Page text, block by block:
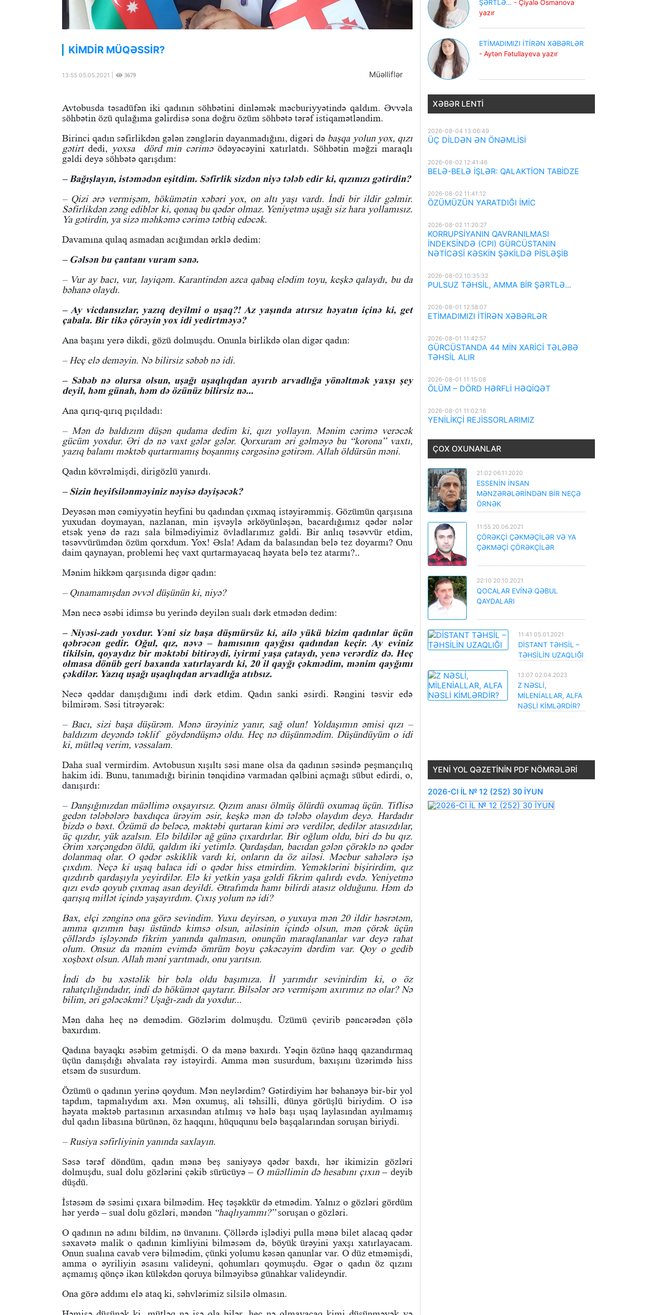
KİMDİR MÜQƏSSİR?
13:55 05.05.2021 | 3679 Müəlliflər
Avtobusda təsadüfən iki qadının söhbətini dinləmək məcburiyyətində qaldım. Əvvəla
söhbətin özü qulağıma gəlirdisə sona doğru özüm söhbətə tərəf istiqamətləndim.
Birinci qadın səfirlikdən gələn zənglərin dayanmadığını, digəri də başqa yolun yox, qızı
gətirt dedi, yoxsa dörd min cəriməödəyəcəyini xatırlatdı. Söhbətin məğzi maraqlı
gəldi deyə söhbətə qarışdım:
– Bağışlayın, istəmədən eşitdim. Səfirlik sizdən niyə tələb edir ki, qızınızı gətirdin?
– Qizi ərə vermişəm, hökümətin xəbəri yox, on altı yaşı vardı. İndi bir ildir gəlmir.
Səfirlikdən zəng ediblər ki, qonaq bu qədər olmaz. Yeniyetmə uşağı siz hara yollamısız.
Ya gətirdin, ya sizə məhkəmə cərimə tətbiq edəcək.
Davamına qulaq asmadan acığımdan ərklə dedim:
– Gəlsən bu çantanı vuram sənə.
– Vur ay bacı, vur, layiqəm. Karantindən azca qabaq elədim toyu, keşkə qalaydı, bu da
bəhanə olaydı.
– Ay vicdansızlar, yazıq deyilmi o uşaq?! Az yaşında atırsız həyatın içinə ki, get
çabala. Bir tikə çörəyin yox idi yedirtməyə?
Ana başını yerə dikdi, gözü dolmuşdu. Onunla birlikdə olan digər qadın:
– Heç elə deməyin. Nə bilirsiz səbəb nə idi.
– Səbəb nə olursa olsun, uşağı uşaqlıqdan ayırıb arvadlığa yönəltmək yaxşı şey
deyil, həm günah, həm də özünüz bilirsiz nə...
Ana qırıq-qırıq pıçıldadı:
– Mən də baldızım düşən qudama dedim ki, qızı yollayın. Mənim cərimə verəcək
gücüm yoxdur. Əri də nə vaxt gələr gələr. Qorxuram əri gəlməyə bu “korona” vaxtı,
yazıq balamı məktəb qurtarmamış boşanmış cərgəsinə gətirəm. Allah öldürsün məni.
Qadın kövrəlmişdi, dirigözlü yanırdı.
– Sizin heyifsilənməyiniz nəyisə dəyişəcək?
Deyəsən mən cəmiyyətin heyfini bu qadından çıxmaq istəyirəmmiş. Gözümün qarşısına
yuxudan doymayan, nazlanan, min işvəylə ərköyünləşən, bacardığımız qədər nələr
etsək yenə də razı sala bilmədiyimiz övladlarımız gəldi. Bir anlıq təsəvvür etdim,
təsəvvürümdən özüm qorxdum. Yox! Əsla! Adam da balasından belə tez doyarmı? Onu
daim qaynayan, problemi heç vaxt qurtarmayacaq həyata belə tez atarmı?..
Mənim hikkəm qarşısında digər qadın:
– Qınamamışdan əvvəl düşünün ki, niyə?
Mən necə əsəbi idimsə bu yerində deyilən sualı dərk etmədən dedim:
– Niyəsi-zadı yoxdur. Yəni siz başa düşmürsüz ki, ailə yükü bizim qadınlar üçün
qəbrəcən gedir. Oğul, qız, nəvə – hamısının qayğısı qadından keçir. Ay eviniz
tikilsin, qoyaydız bir məktəbi bitirəydi, iyirmi yaşa çataydı, yenə verərdiz də. Heç
olmasa dönüb geri baxanda xatırlayardı ki, 20 il qayğı çəkmədim, mənim qayğımı
çəkdilər. Yazıq uşağı uşaqlıqdan arvadlığa atıbsız.
Necə qəddar danışdığımı indi dərk etdim. Qadın sanki əsirdi. Rəngini təsvir edə
bilmirəm. Səsi titrəyərək:
– Bacı, sizi başa düşürəm. Mənə ürəyiniz yanır, sağ olun! Yoldaşımın əmisi qızı –
baldızım deyəndə təklif göydəndüşmə oldu. Heç nə düşünmədim. Düşündüyüm o idi
ki, mütləq verim, vəssalam.
Daha sual vermirdim. Avtobusun xışıltı səsi mane olsa da qadının səsində peşmançılıq
hakim idi. Bunu, tanımadığı birinin tənqidinə varmadan qəlbini açmağı sübut edirdi, o,
danışırdı:
– Danşığınızdan müəllimə oxşayırsız. Qızım anası ölmüş ölürdü oxumaq üçün. Tiflisə
gedən tələbələrə baxdıqca ürəyim əsir, keşkə mən də tələbə olaydım deyə. Hardadır
bizdə o bəxt. Özümü də beləcə, məktəbi qurtaran kimi ərə verdilər, dedilər atasızdılar,
üç qızdır, yük azalsın. Elə bildilər ağ günə çıxardırlar. Bir oğlum oldu, biri də bu qız.
Ərim xərçəngdən öldü, qaldım iki yetimlə. Qardaşdan, bacıdan gələn çörəklə nə qədər
dolanmaq olar. O qədər əskiklik vardı ki, onların da öz ailəsi. Məcbur sahələrə işə
çıxdım. Neçə ki uşaq balaca idi o qədər hiss etmirdim. Yeməklərini bişirirdim, qız
qızdırıb qardaşıyla yeyirdilər. Elə ki yetkin yaşa gəldi fikrim qalırdı evdə. Yeniyetmə
qızı evdə qoyub çıxmaq asan deyildi. Ətrafımda hamı bilirdi atasız olduğunu. Həm də
qarışıq millət içində yaşayırdım. Çıxış yolum nə idi?
Bax, elçi zənginə ona görə sevindim. Yuxu deyirsən, o yuxuya mən 20 ildir həsrətəm,
amma qızımın başı üstündə kimsə olsun, ailəsinin içində olsun, mən çörək üçün
çöllərdə işləyəndə fikrim yanında qalmasın, onunçün maraqlananlar var deyə rahat
olum. Onsuz da mənim evimdə ömrüm boyu çəkəcəyim dərdim var. Qoy o gedib
xoşbəxt olsun. Allah məni yarıtmadı, onu yarıtsın.
İndi də bu xəstəlik bir bəla oldu başımıza. İl yarımdır sevinirdim ki, o öz
rahatçılığındadır, indi də hökümət qaytarır. Bilsələr ərə vermişəm axırımız nə olar? Nə
bilim, əri gələcəkmi? Uşağı-zadı da yoxdur...
Mən daha heç nə demədim. Gözlərim dolmuşdu. Üzümü çevirib pəncərədən çölə
baxırdım.
Qadına bayaqkı əsəbim getmişdi. O da mənə baxırdı. Yəqin özünə haqq qazandırmaq
üçün danışdığı əhvalata rəy istəyirdi. Amma mən susurdum, baxışını üzərimdə hiss
etsəm də susurdum.
Özümü o qadının yerinə qoydum. Mən neylərdim? Gətirdiyim hər bəhanəyə bir-bir yol
tapdım, tapmalıydım axı. Mən oxumuş, ali təhsilli, dünya görüşlü biriydim. O isə
həyata məktəb partasının arxasından atılmış və hələ başı uşaq laylasından ayılmamış
dul qadın libasına bürünən, öz haqqını, hüququnu belə başqalarından soruşan biriydi.
– Rusiya səfirliyinin yanında saxlayın.
Səsə tərəf döndüm, qadın mənə beş saniyəyə qədər baxdı, hər ikimizin gözləri
dolmuşdu, sual dolu gözlərini çəkib sürücüyə – O müəllimin də hesabını çıxın– deyib
düşdü.
İstəsəm də səsimi çıxara bilmədim. Heç təşəkkür də etmədim. Yalnız o gözləri gördüm
hər yerdə – sual dolu gözləri, məndən “haqlıyammı?”soruşan o gözləri.
‌O qadının nə adını bildim, nə ünvanını. Çöllərdə işlədiyi pulla mənə bilet alacaq qədər
səxavətə malik o qadının kimliyini bilməsəm də, böyük ürəyini yaxşı xatırlayacam.
Onun sualına cavab verə bilmədim, çünki yolumu kəsən qanunlar var. O düz etməmişdi,
amma o əyriliyin əsasını valideyni, qohumları qoymuşdu. Əgər o qadın öz qızını
açmamış qönçə ikən küləkdən qoruya bilməyibsə günahkar valideyndir.
‌Ona görə addımı elə ataq ki, səhvlərimiz silsilə olmasın.
ŞƏRTLƏ... - Çiyalə Osmanova
yazır
ETİMADIMIZI İTİRƏN XƏBƏRLƏR
- Aytən Fətullayeva yazır
XƏBƏR LENTI
2026-08-04 13:06:49
ÜÇ DİLDƏN ƏN ÖNƏMLİSİ
2026-08-02 12:41:46
BELƏ-BELƏ İŞLƏR: QALAKTİON TABİDZE
2026-08-02 11:41:12
ÖZÜMÜZÜN YARATDIĞI İMİC
2026-08-02 11:20:27
KORRUPSİYANIN QAVRANILMASI
İNDEKSİNDƏ (CPI) GÜRCÜSTANIN
NƏTİCƏSİ KƏSKİN ŞƏKİLDƏ PİSLƏŞİB
2026-08-02 10:35:32
PULSUZ TƏHSİL, AMMA BİR ŞƏRTLƏ...
2026-08-01 12:58:07
ETİMADIMIZI İTİRƏN XƏBƏRLƏR
2026-08-01 11:42:57
GÜRCÜSTANDA 44 MİN XARİCİ TƏLƏBƏ
TƏHSİL ALIR
2026-08-01 11:15:08
ÖLÜM – DÖRD HƏRFLİ HƏQİQƏT
2026-08-01 11:02:16
YENİLİKÇİ REJİSSORLARIMIZ
ÇOX OXUNANLAR
21:02 06.11.2020
ESSENİN İNSAN
MƏNZƏRƏLƏRİNDƏN BİR NEÇƏ
ÖRNƏK
11:55 20.06.2021
ÇÖRƏKÇİ ÇƏKMƏÇİLƏR VƏ YA
ÇƏKMƏÇİ ÇÖRƏKÇİLƏR
22:10 20.10.2021
QOCALAR EVİNƏ QƏBUL
QAYDALARI
11:41 05.01.2021
DİSTANT TƏHSİL –
TƏHSİLİN UZAQLIĞI
13:07 02.04.2023
Z NƏSLİ,
MİLENİALLAR, ALFA
NƏSLİ KİMLƏRDİR?
YENI YOL QƏZETININ PDF NÖMRƏLƏRI
2026-CI İL № 12 (252) 30 İYUN